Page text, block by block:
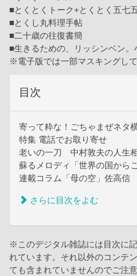
■とくとくトーク+とくとく五七
■とくし丸料理手帖
■二十歳の往復書簡
■生きるための、リッシンベン。
※電子版では一部マスキングし
目次
寄って粋な！ごちゃまぜネタ
特集 電話でお取り寄せ
老いの一刀 中村敦夫の人生
蘇るメロディ「世界の国から
連載コラム「母の空」佐高信
さらに目次をよむ
※このデジタル雑誌には目次に
れています。それ以外のコンテ
ても含まれていませんのでご注意